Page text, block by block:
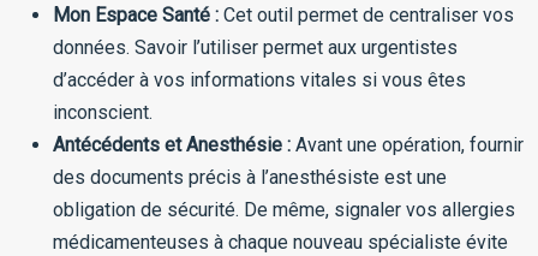
Mon Espace Santé : Cet outil permet de centraliser vos
données. Savoir l’utiliser permet aux urgentistes
d’accéder à vos informations vitales si vous êtes
inconscient.
Antécédents et Anesthésie : Avant une opération, fournir
des documents précis à l’anesthésiste est une
obligation de sécurité. De même, signaler vos allergies
médicamenteuses à chaque nouveau spécialiste évite